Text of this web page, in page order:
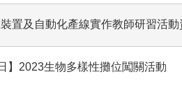
置及自動化產線實作教師研習活動
】2023生物多樣性攤位闖關活動